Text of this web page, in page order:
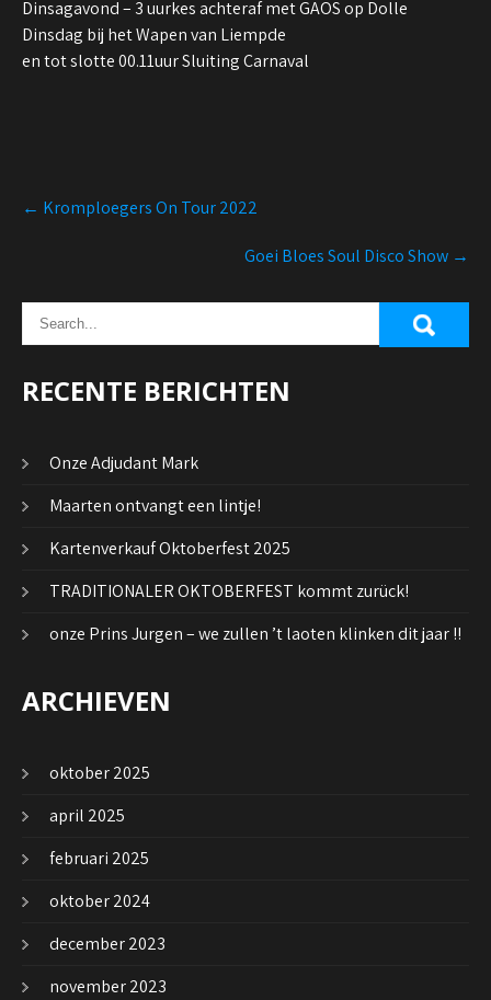
Dinsagavond – 3 uurkes achteraf met GAOS op Dolle
Dinsdag bij het Wapen van Liempde
en tot slotte 00.11uur Sluiting Carnaval
Post
navigation
← Kromploegers On Tour 2022
Goei Bloes Soul Disco Show →
RECENTE BERICHTEN
Onze Adjudant Mark
Maarten ontvangt een lintje!
Kartenverkauf Oktoberfest 2025
TRADITIONALER OKTOBERFEST kommt zurück!
onze Prins Jurgen – we zullen ’t laoten klinken dit jaar !!
ARCHIEVEN
oktober 2025
april 2025
februari 2025
oktober 2024
december 2023
november 2023